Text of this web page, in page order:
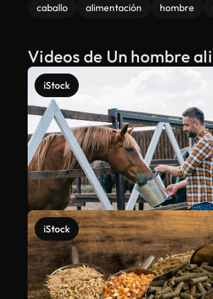
caballo alimentación hombre
Videos de Un hombre
iStock
iStock